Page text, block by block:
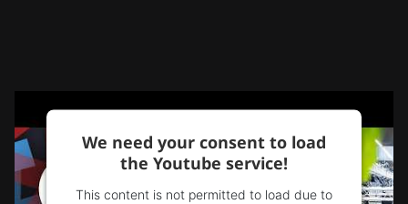
We need your consent to load
the Youtube service!
This content is not permitted to load due to